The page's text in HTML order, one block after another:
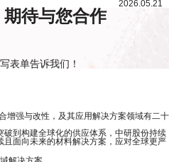
待与您合作
表单告诉我们！
增强与改性，及其应用解决方案领域有二十
到构建全球化的供应体系，中研股份持续
面向未来的材料解决方案，应对全球更严